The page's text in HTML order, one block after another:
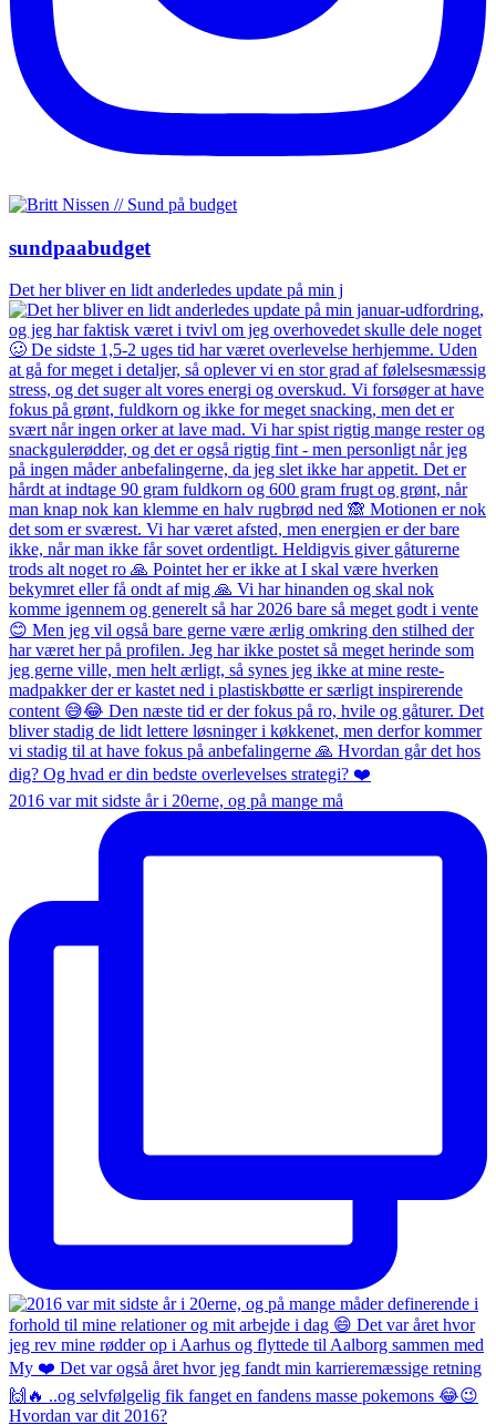
sundpaabudget
Det her bliver en lidt anderledes update på min j
2016 var mit sidste år i 20erne, og på mange må